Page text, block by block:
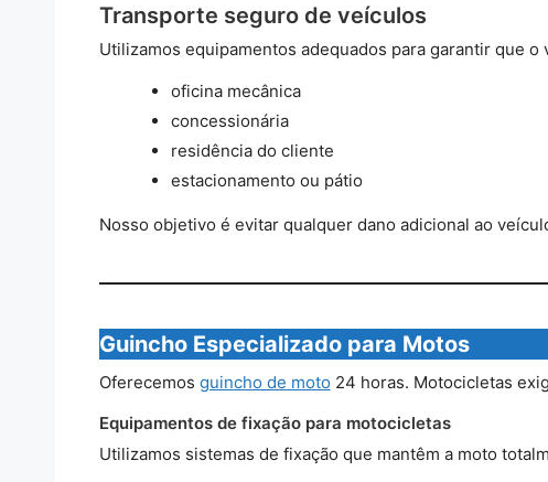
Transporte seguro de veículos
Utilizamos equipamentos adequados para garantir que
oficina mecânica
concessionária
residência do cliente
estacionamento ou pátio
Nosso objetivo é evitar qualquer dano adicional ao
Guincho Especializado para Motos
Oferecemos guincho de moto 24 horas. Motocicletas
Equipamentos de fixação para motocicletas
Utilizamos sistemas de fixação que mantêm a moto